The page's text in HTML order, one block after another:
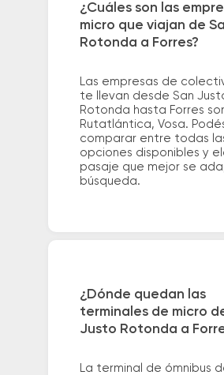
¿Cuáles son las
micro que viajan de
Rotonda a Forres?
Las empresas de
te llevan desde San
Rotonda hasta Forres
Rutatlántica, Vosa.
comparar entre todas
opciones disponibles y
pasaje que mejor se
búsqueda.
¿Dónde quedan las
terminales de micro
Justo Rotonda a
La terminal de ómnibus